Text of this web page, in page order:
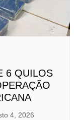
6 QUILOS
4, 2026